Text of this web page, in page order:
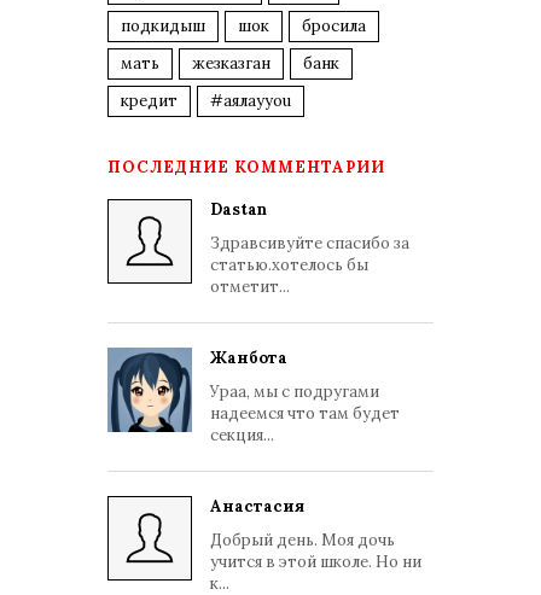
подкидыш
шок
бросила
мать
жезказган
банк
кредит
#аялауyou
ПОСЛЕДНИЕ КОММЕНТАРИИ
Dastan
Здравсивуйте спасибо за
статью.хотелось бы
отметит...
Жанбота
Ураа, мы с подругами
надеемся что там будет
секция...
Анастасия
Добрый день. Моя дочь
учится в этой школе. Но ни
к...